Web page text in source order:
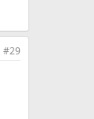
#29